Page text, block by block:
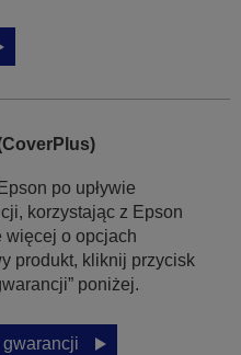
po upływie
korzystając z Epson
więcej o opcjach
produkt, kliknij przycisk
poniżej.